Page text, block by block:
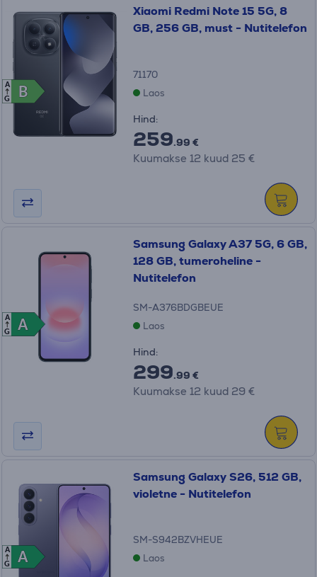
B
B
A
G
Xiaomi Redmi Note 15 5G, 8
GB, 256 GB, must - Nutitelefon
71170
Laos
Hind:
259.99 €
Kuumakse 12 kuud 25 €
A
A
A
G
Samsung Galaxy A37 5G, 6 GB,
128 GB, tumeroheline -
Nutitelefon
SM-A376BDGBEUE
Laos
Hind:
299.99 €
Kuumakse 12 kuud 29 €
A
A
A
G
Samsung Galaxy S26, 512 GB,
violetne - Nutitelefon
SM-S942BZVHEUE
Laos